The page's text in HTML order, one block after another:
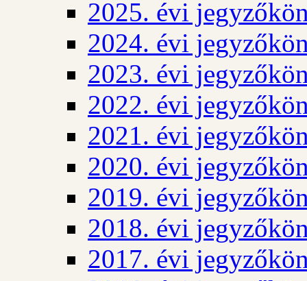
2025. évi
2024. évi
2023. évi
2022. évi
2021. évi
2020. évi
2019. évi
2018. évi
2017. évi